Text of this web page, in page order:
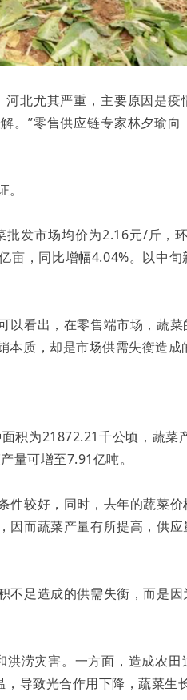
北尤其严重，主要原因是
。”零售供应链专家林夕瑜
发市场均价为2.16元/斤，
亩，同比增幅4.04%。以中
以看出，在零售端市场，蔬
质，却是市场供需失衡造成
积为21872.21千公顷，蔬菜
量可增至7.91亿吨。
件较好，同时，去年的蔬菜
因而蔬菜产量有所提高，供
不足造成的供需失衡，而是
涝灾害。一方面，造成农田
导致光合作用下降，蔬菜生